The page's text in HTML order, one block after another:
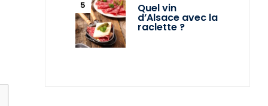
Quel vin
d’Alsace avec la
raclette ?